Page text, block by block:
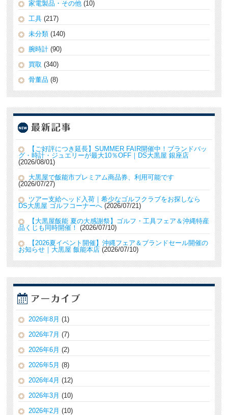
家電製品・その他 (10)
工具 (217)
未分類 (140)
腕時計 (90)
買取 (340)
骨董品 (8)
【ご好評につき延長】SUMMER FAIR開催中！ブランドバッ
グ・時計・ジュエリーが最大10％OFF｜DS大黒屋 銀座店
2026/08/01
大黒屋で飯能市プレミアム商品券、利用可能です
2026/07/27
ツアー支給ヘッド入荷｜希少なゴルフクラブをお探しなら
DS大黒屋 ゴルフコーナーへ 2026/07/21
【大黒屋飯能 夏の大感謝祭】ゴルフ・工具フェア＆沖縄特産
品くじも同時開催！
2026/07/10
【2026夏イベント開催】沖縄フェア＆ブランドセール開催の
お知らせ｜大黒屋 飯能本店 2026/07/10
2026年8月 (1)
2026年7月 (7)
2026年6月 (2)
2026年5月 (8)
2026年4月 (12)
2026年3月 (10)
2026年2月 (10)